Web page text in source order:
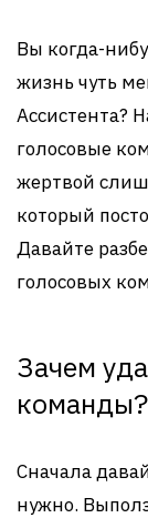
Вы когда-
жизнь чуть
Ассистента?
голосовые
жертвой
который
Давайте
голосовых
Зачем
команды?
Сначала
нужно.